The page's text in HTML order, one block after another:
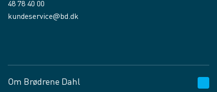
48 78 40 00
kundeservice@bd.dk
Om Brødrene Dahl